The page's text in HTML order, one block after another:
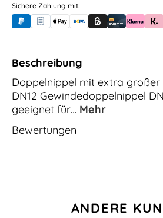
Sichere Zahlung mit:
PayPalRechnungskauf (für Behörden)
Apple PayBanküberweisung
Rechnungskauf
Kreditkarte
Beschreibung
Doppelnippel mit extra großer
DN12 Gewindedoppelnippel
geeignet für… Mehr
Bewertungen
Produktgalerie überspringen
ANDERE